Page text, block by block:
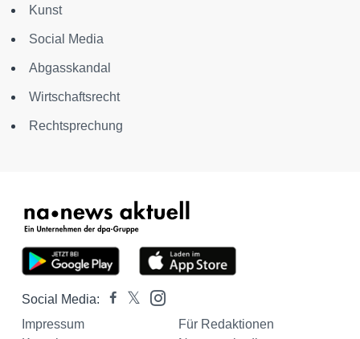
Kunst
Social Media
Abgasskandal
Wirtschaftsrecht
Rechtsprechung
Social Media:
Impressum
Für Redaktionen